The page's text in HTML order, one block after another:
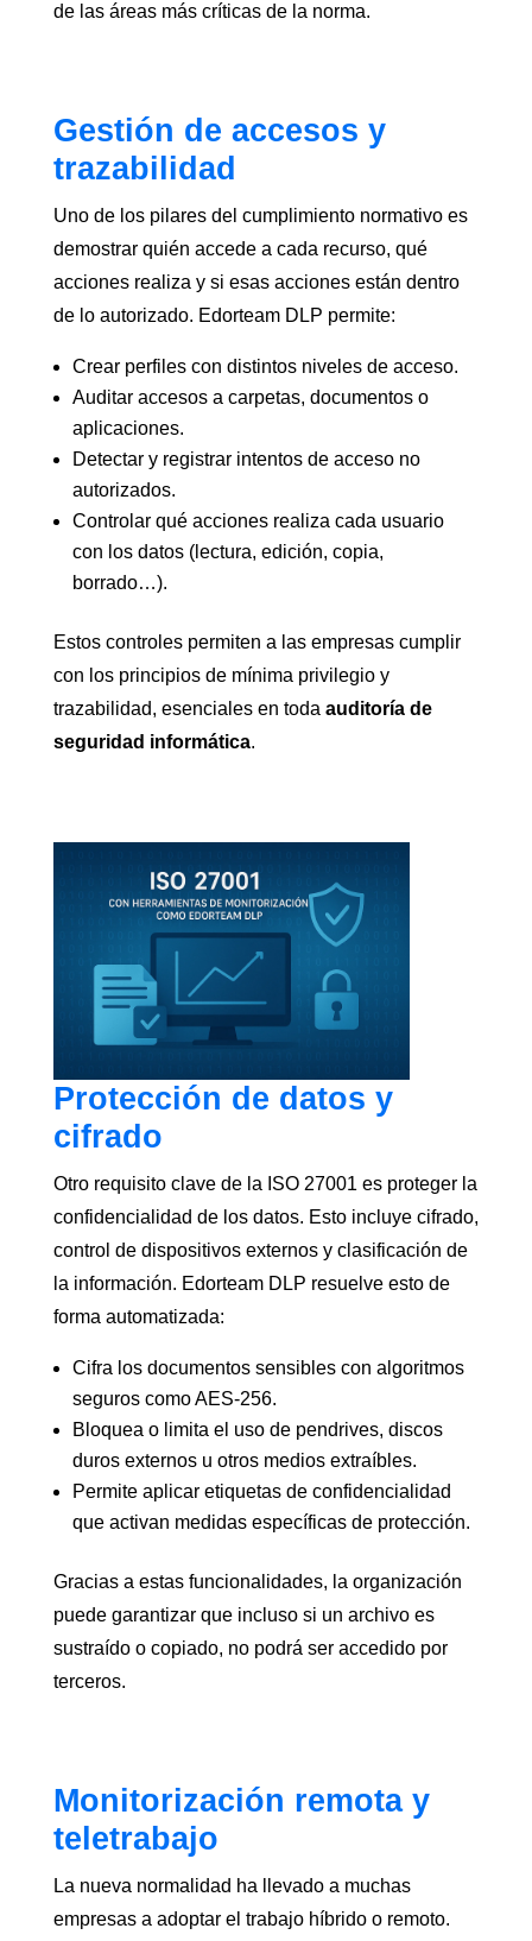
de las áreas más críticas de la norma.
Gestión de accesos y
trazabilidad
Uno de los pilares del cumplimiento normativo es
demostrar quién accede a cada recurso, qué
acciones realiza y si esas acciones están dentro
de lo autorizado. Edorteam DLP permite:
Crear perfiles con distintos niveles de acceso.
Auditar accesos a carpetas, documentos o
aplicaciones.
Detectar y registrar intentos de acceso no
autorizados.
Controlar qué acciones realiza cada usuario
con los datos (lectura, edición, copia,
borrado…).
Estos controles permiten a las empresas cumplir
con los principios de mínima privilegio y
trazabilidad, esenciales en toda auditoría de
seguridad informática.
Protección de datos y
cifrado
Otro requisito clave de la ISO 27001 es proteger la
confidencialidad de los datos. Esto incluye cifrado,
control de dispositivos externos y clasificación de
la información. Edorteam DLP resuelve esto de
forma automatizada:
Cifra los documentos sensibles con algoritmos
seguros como AES-256.
Bloquea o limita el uso de pendrives, discos
duros externos u otros medios extraíbles.
Permite aplicar etiquetas de confidencialidad
que activan medidas específicas de protección.
Gracias a estas funcionalidades, la organización
puede garantizar que incluso si un archivo es
sustraído o copiado, no podrá ser accedido por
terceros.
Monitorización remota y
teletrabajo
La nueva normalidad ha llevado a muchas
empresas a adoptar el trabajo híbrido o remoto.